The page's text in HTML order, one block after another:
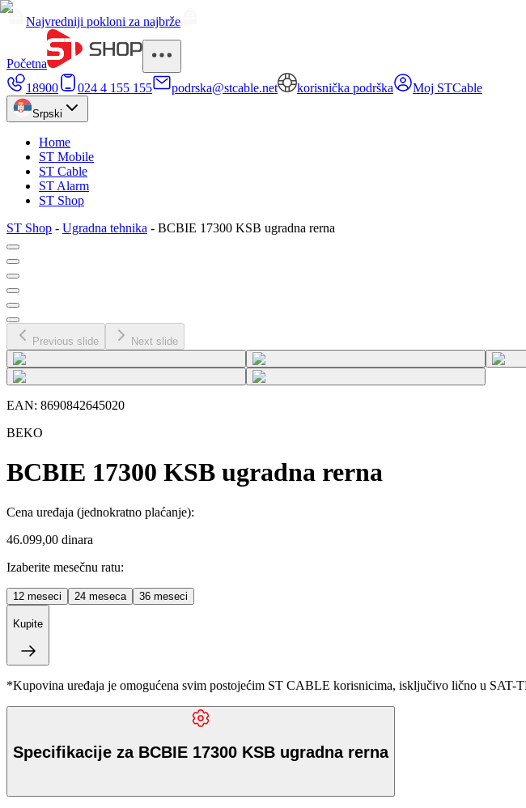
Najvredniji pokloni za najbrže
Početna
18900
024 4 155 155 podrska@stcable.net korisnička podrška Moj STCable
Srpski
Home
ST Mobile
ST Cable
ST Alarm
ST Shop
ST Shop - Ugradna tehnika - BCBIE 17300 KSB ugradna rerna
Previous slide Next slide
EAN: 8690842645020
BEKO
BCBIE 17300 KSB ugradna rerna
Cena uređaja (jednokratno plaćanje):
46.099,00 dinara
Izaberite mesečnu ratu:
12 meseci 24 meseca 36 meseci
Kupite
*Kupovina uređaja je omogućena svim postojećim ST CABLE korisnicima, isključivo lično u
Specifikacije za BCBIE 17300 KSB ugradna rerna